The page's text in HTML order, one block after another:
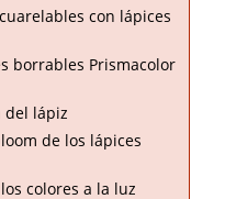
con lápices
borrables Prismacolor
del lápiz
de los lápices
colores a la luz